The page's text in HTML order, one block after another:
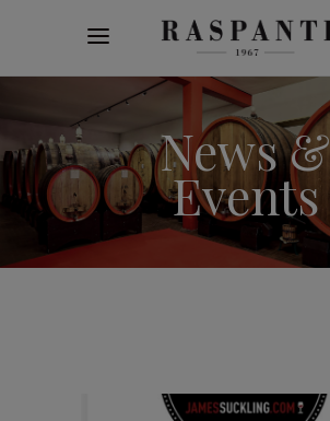
News &
Events
Articolo aggiunto al carrello!
continua gli acquisti